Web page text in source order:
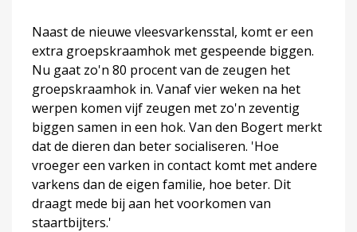
Naast de nieuwe vleesvarkensstal, komt er een
extra groepskraamhok met gespeende biggen.
Nu gaat zo'n 80 procent van de zeugen het
groepskraamhok in. Vanaf vier weken na het
werpen komen vijf zeugen met zo'n zeventig
biggen samen in een hok. Van den Bogert merkt
dat de dieren dan beter socialiseren. 'Hoe
vroeger een varken in contact komt met andere
varkens dan de eigen familie, hoe beter. Dit
draagt mede bij aan het voorkomen van
staartbijters.'